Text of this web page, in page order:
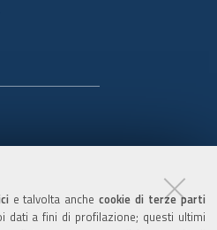
e talvolta anchecookie di terze parti
dati a fini di profilazione; questi ultimi